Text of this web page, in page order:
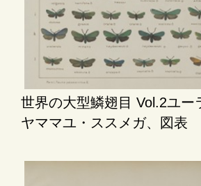
世界の大型鱗翅目 Vol.2ユー
ヤママユ・ススメガ、図表